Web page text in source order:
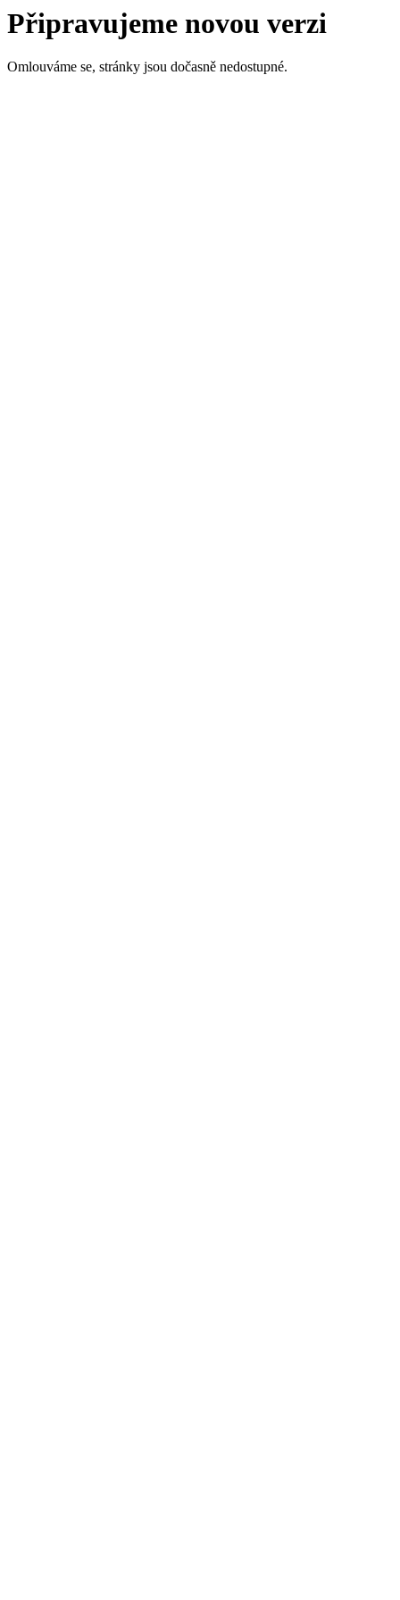
Připravujeme novou verzi
Omlouváme se, stránky jsou dočasně nedostupné.